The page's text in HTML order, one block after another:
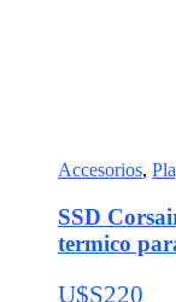
Accesorios,
SSD
termico
U$S220